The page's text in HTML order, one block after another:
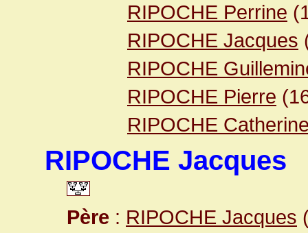
RIPOCHE Perrine
RIPOCHE Jacques
RIPOCHE
RIPOCHE Pierre
RIPOCHE
RIPOCHE Jacques
Père : RIPOCHE Jacques